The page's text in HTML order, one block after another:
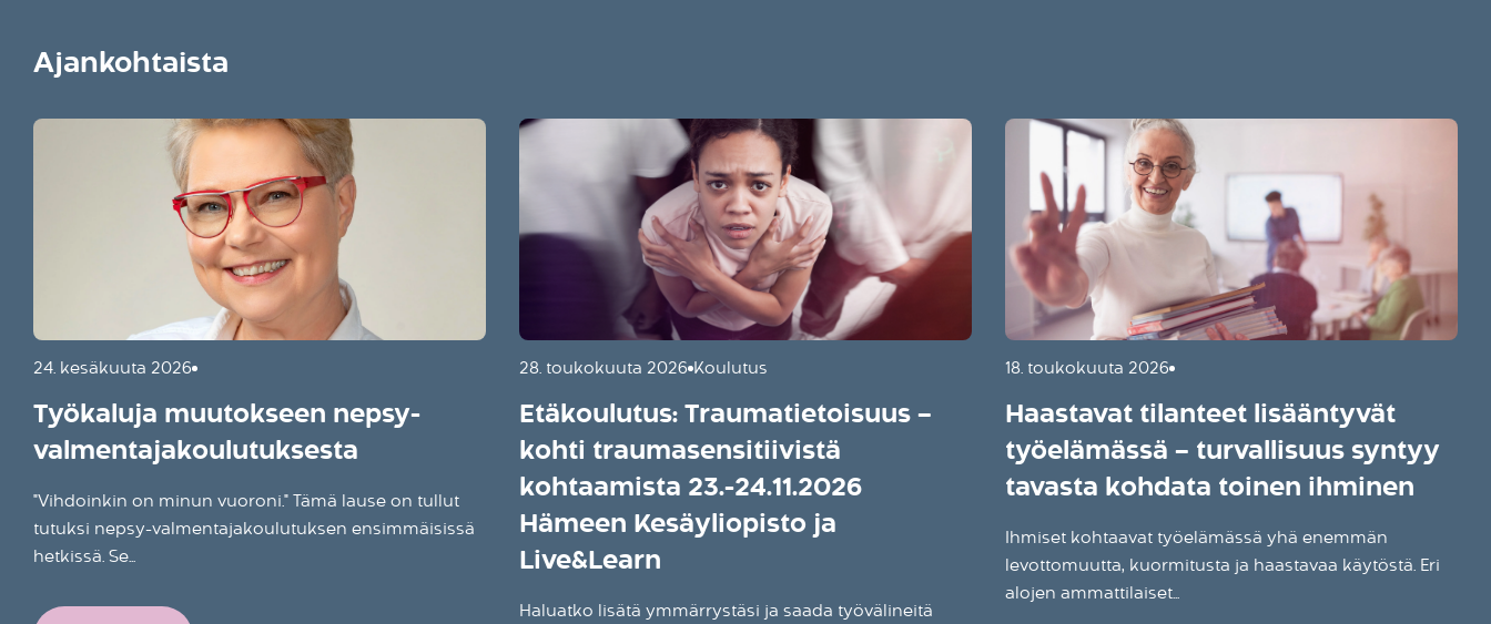
Ajankohtaista
24. kesäkuuta 2026
Työkaluja muutokseen nepsy-
valmentajakoulutuksesta
"Vihdoinkin on minun vuoroni." Tämä lause on tullut
tutuksi nepsy-valmentajakoulutuksen ensimmäisissä
hetkissä. Se...
28. toukokuuta 2026 Koulutus
Etäkoulutus: Traumatietoisuus –
kohti traumasensitiivistä
kohtaamista 23.-24.11.2026
Hämeen Kesäyliopisto ja
Live&Learn
Haluatko lisätä ymmärrystäsi ja saada työvälineitä
18. toukokuuta 2026
Haastavat tilanteet lisääntyvät
työelämässä – turvallisuus syntyy
tavasta kohdata toinen ihminen
Ihmiset kohtaavat työelämässä yhä enemmän
levottomuutta, kuormitusta ja haastavaa käytöstä. Eri
alojen ammattilaiset...